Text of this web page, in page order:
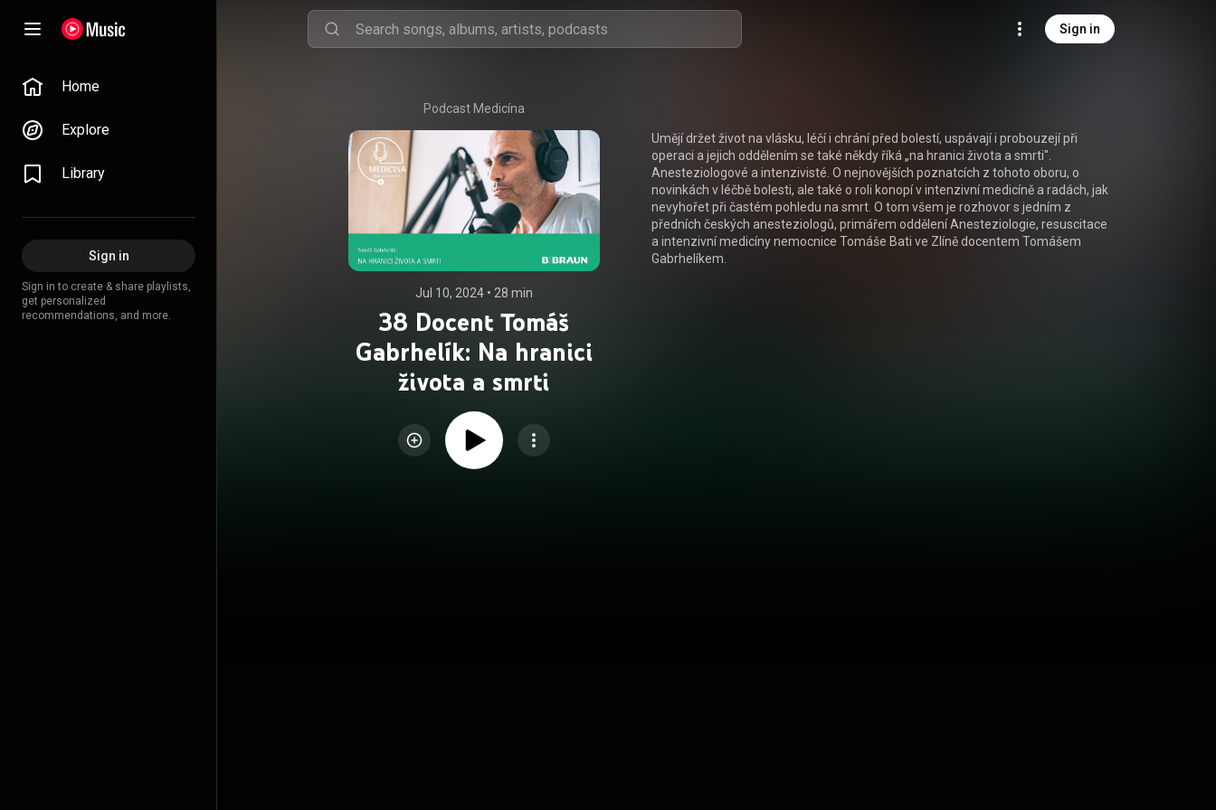
Sign in
Home
Explore
Library
Sign in
Sign in to create & share playlists,
get personalized
recommendations, and more.
Podcast Medicína
Jul 10, 2024 • 28 min
38 Docent Tomáš
Gabrhelík: Na hranici
života a smrti
Umějí držet život na vlásku, léčí i chrání před bolestí, uspávají i probouzejí při
operaci a jejich oddělením se také někdy říká „na hranici života a smrti".
Anesteziologové a intenzivisté. O nejnovějších poznatcích z tohoto oboru, o
novinkách v léčbě bolesti, ale také o roli konopí v intenzivní medicíně a radách, jak
nevyhořet při častém pohledu na smrt. O tom všem je rozhovor s jedním z
předních českých anesteziologů, primářem oddělení Anesteziologie, resuscitace
a intenzivní medicíny nemocnice Tomáše Bati ve Zlíně docentem Tomášem
Gabrhelíkem.